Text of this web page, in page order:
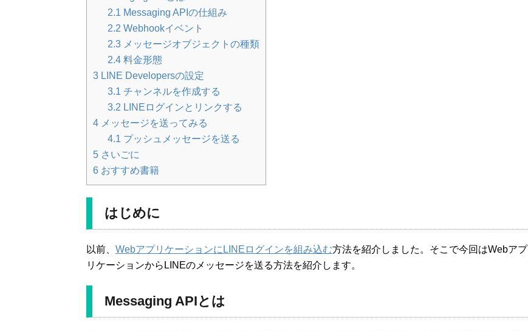
2.1 Messaging APIの仕組み
2.2 Webhookイベント
2.3 メッセージオブジェクトの種類
2.4 料金形態
3 LINE Developersの設定
3.1 チャンネルを作成する
3.2 LINEログインとリンクする
4 メッセージを送ってみる
4.1 プッシュメッセージを送る
5 さいごに
6 おすすめ書籍
はじめに
以前、 WebアプリケーションにLINEログインを組み込む方法を紹介しました。そこで今回はWebアプ
リケーションからLINEのメッセージを送る方法を紹介します。
Messaging APIとは